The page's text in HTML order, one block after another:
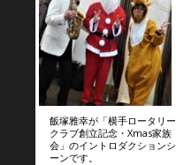
飯塚雅幸が「横手ロータリー
クラブ創立記念・Xmas家族
会」のイントロダクションシ
ーンです。